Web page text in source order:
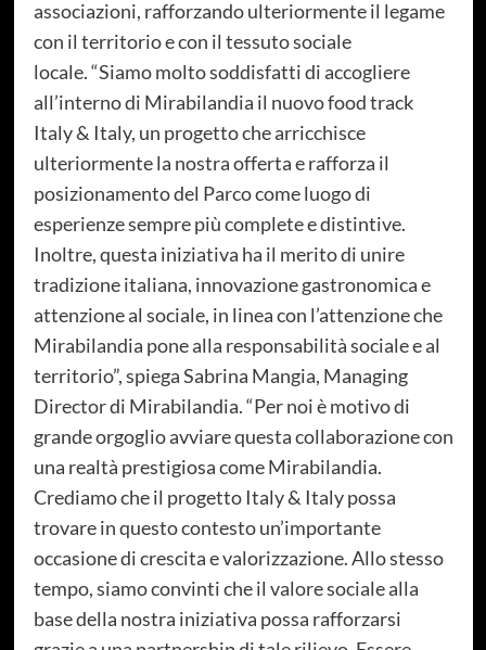
associazioni, rafforzando ulteriormente il legame
con il territorio e con il tessuto sociale
locale. “Siamo molto soddisfatti di accogliere
all’interno di Mirabilandia il nuovo food track
Italy & Italy, un progetto che arricchisce
ulteriormente la nostra offerta e rafforza il
posizionamento del Parco come luogo di
esperienze sempre più complete e distintive.
Inoltre, questa iniziativa ha il merito di unire
tradizione italiana, innovazione gastronomica e
attenzione al sociale, in linea con l’attenzione che
Mirabilandia pone alla responsabilità sociale e al
territorio”, spiega Sabrina Mangia, Managing
Director di Mirabilandia. “Per noi è motivo di
grande orgoglio avviare questa collaborazione con
una realtà prestigiosa come Mirabilandia.
Crediamo che il progetto Italy & Italy possa
trovare in questo contesto un’importante
occasione di crescita e valorizzazione. Allo stesso
tempo, siamo convinti che il valore sociale alla
base della nostra iniziativa possa rafforzarsi